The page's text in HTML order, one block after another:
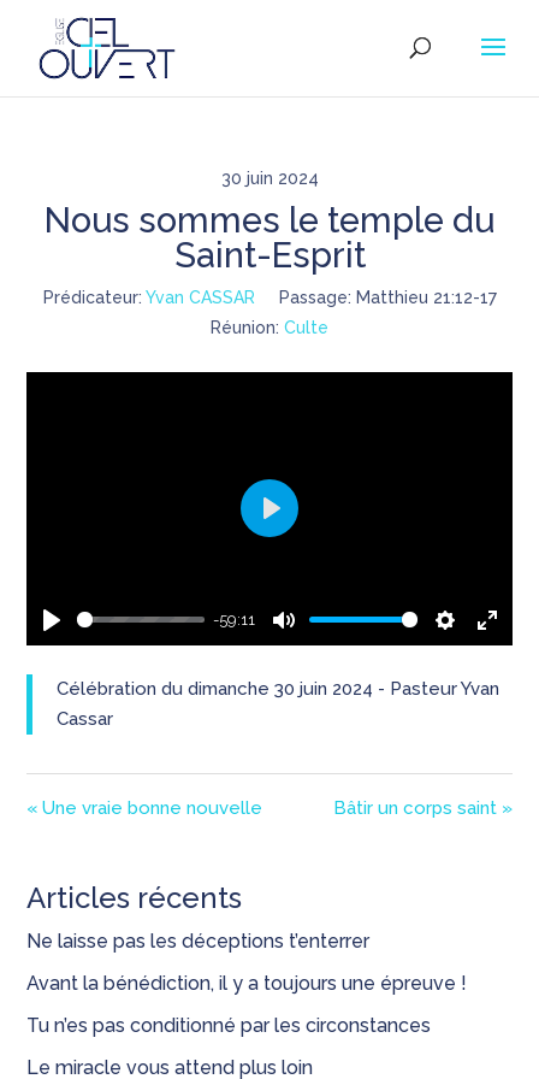
30 juin 2024
Nous sommes le temple du
Saint-Esprit
Prédicateur: Yvan CASSAR Passage: Matthieu 21:12-17
Réunion: Culte
Play
-59:11
Mute Settings
Enter
Play
Célébration du dimanche 30 juin 2024 - Pasteur Yvan
Cassar
« Une vraie bonne nouvelle Bâtir un corps saint »
Articles récents
Ne laisse pas les déceptions t’enterrer
Avant la bénédiction, il y a toujours une épreuve !
Tu n’es pas conditionné par les circonstances
Le miracle vous attend plus loin